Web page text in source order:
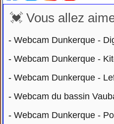
💓 Vous allez
-Webcam Dunkerque -
-Webcam Dunkerque -
-Webcam Dunkerque -
-Webcam du bassin
-Webcam Dunkerque -